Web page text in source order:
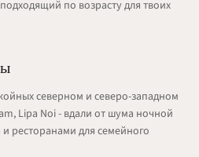
по возрасту для твоих
северном и северо-западном
Lipa Noi - вдали от шума ночной
ресторанами для семейного